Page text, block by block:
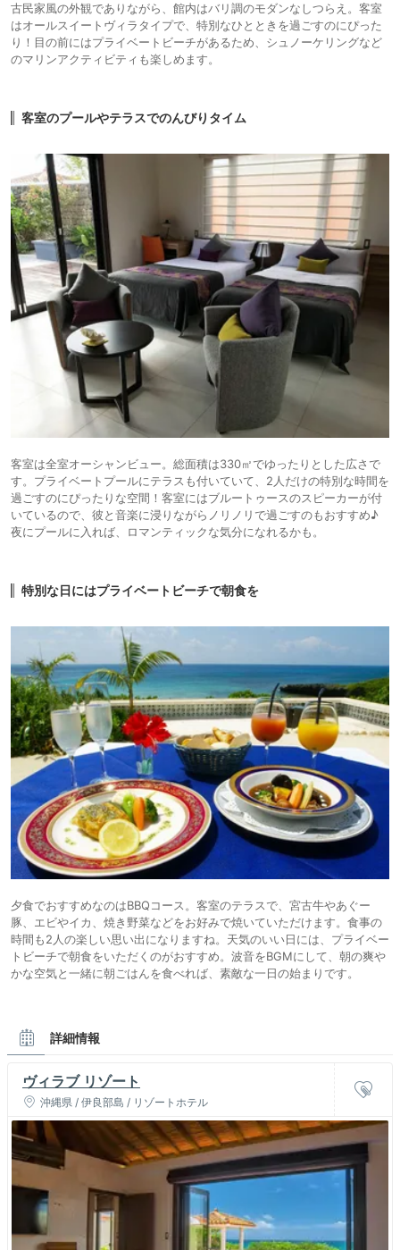
古民家風の外観でありながら、館内はバリ調のモダンなしつらえ。客室
はオールスイートヴィラタイプで、特別なひとときを過ごすのにぴった
り！目の前にはプライベートビーチがあるため、シュノーケリングなど
のマリンアクティビティも楽しめます。
客室のプールやテラスでのんびりタイム
客室は全室オーシャンビュー。総面積は330㎡でゆったりとした広さで
す。プライベートプールにテラスも付いていて、2人だけの特別な時間を
過ごすのにぴったりな空間！客室にはブルートゥースのスピーカーが付
いているので、彼と音楽に浸りながらノリノリで過ごすのもおすすめ♪
夜にプールに入れば、ロマンティックな気分になれるかも。
特別な日にはプライベートビーチで朝食を
夕食でおすすめなのはBBQコース。客室のテラスで、宮古牛やあぐー
豚、エビやイカ、焼き野菜などをお好みで焼いていただけます。食事の
時間も2人の楽しい思い出になりますね。天気のいい日には、プライベー
トビーチで朝食をいただくのがおすすめ。波音をBGMにして、朝の爽や
かな空気と一緒に朝ごはんを食べれば、素敵な一日の始まりです。
詳細情報
ヴィラブ リゾート
沖縄県 / 伊良部島 / リゾートホテル